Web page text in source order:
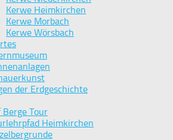
Kerwe Heimkirchen
Kerwe Morbach
Kerwe Wörsbach
der Erdgeschichte
Berge Tour
Heimkirchen